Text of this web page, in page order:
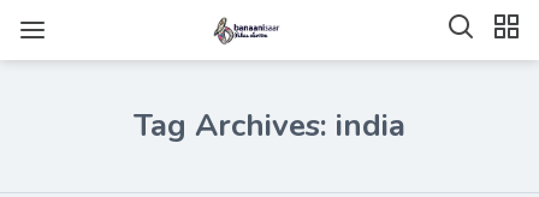
Tag Archives: india